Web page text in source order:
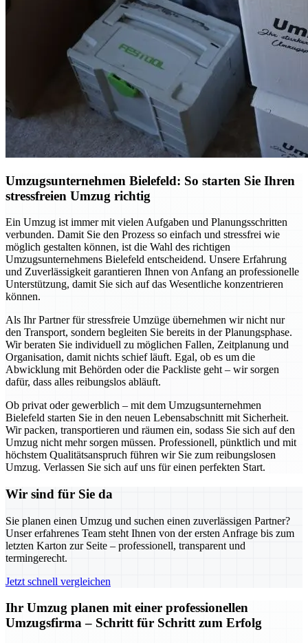
Umzugsunternehmen Bielefeld: So starten Sie Ihren
stressfreien Umzug richtig
Ein Umzug ist immer mit vielen Aufgaben und Planungsschritten
verbunden. Damit Sie den Prozess so einfach und stressfrei wie
möglich gestalten können, ist die Wahl des richtigen
Umzugsunternehmens Bielefeld entscheidend. Unsere Erfahrung
und Zuverlässigkeit garantieren Ihnen von Anfang an professionelle
Unterstützung, damit Sie sich auf das Wesentliche konzentrieren
können.
Als Ihr Partner für stressfreie Umzüge übernehmen wir nicht nur
den Transport, sondern begleiten Sie bereits in der Planungsphase.
Wir beraten Sie individuell zu möglichen Fallen, Zeitplanung und
Organisation, damit nichts schief läuft. Egal, ob es um die
Abwicklung mit Behörden oder die Packliste geht – wir sorgen
dafür, dass alles reibungslos abläuft.
Ob privat oder gewerblich – mit dem Umzugsunternehmen
Bielefeld starten Sie in den neuen Lebensabschnitt mit Sicherheit.
Wir packen, transportieren und räumen ein, sodass Sie sich auf den
Umzug nicht mehr sorgen müssen. Professionell, pünktlich und mit
höchstem Qualitätsanspruch führen wir Sie zum reibungslosen
Umzug. Verlassen Sie sich auf uns für einen perfekten Start.
Wir sind für Sie da
Sie planen einen Umzug und suchen einen zuverlässigen Partner?
Unser erfahrenes Team steht Ihnen von der ersten Anfrage bis zum
letzten Karton zur Seite – professionell, transparent und
termingerecht.
Jetzt schnell vergleichen
Ihr Umzug planen mit einer professionellen
Umzugsfirma – Schritt für Schritt zum Erfolg